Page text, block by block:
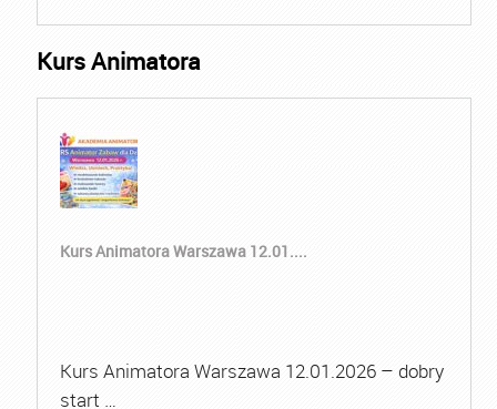
Kurs Animatora
Kurs Animatora Warszawa 12.01....
Kurs Animatora Warszawa 12.01.2026 – dobry
start …